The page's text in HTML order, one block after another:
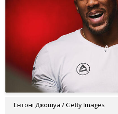
Ентоні Джошуа / Getty Images